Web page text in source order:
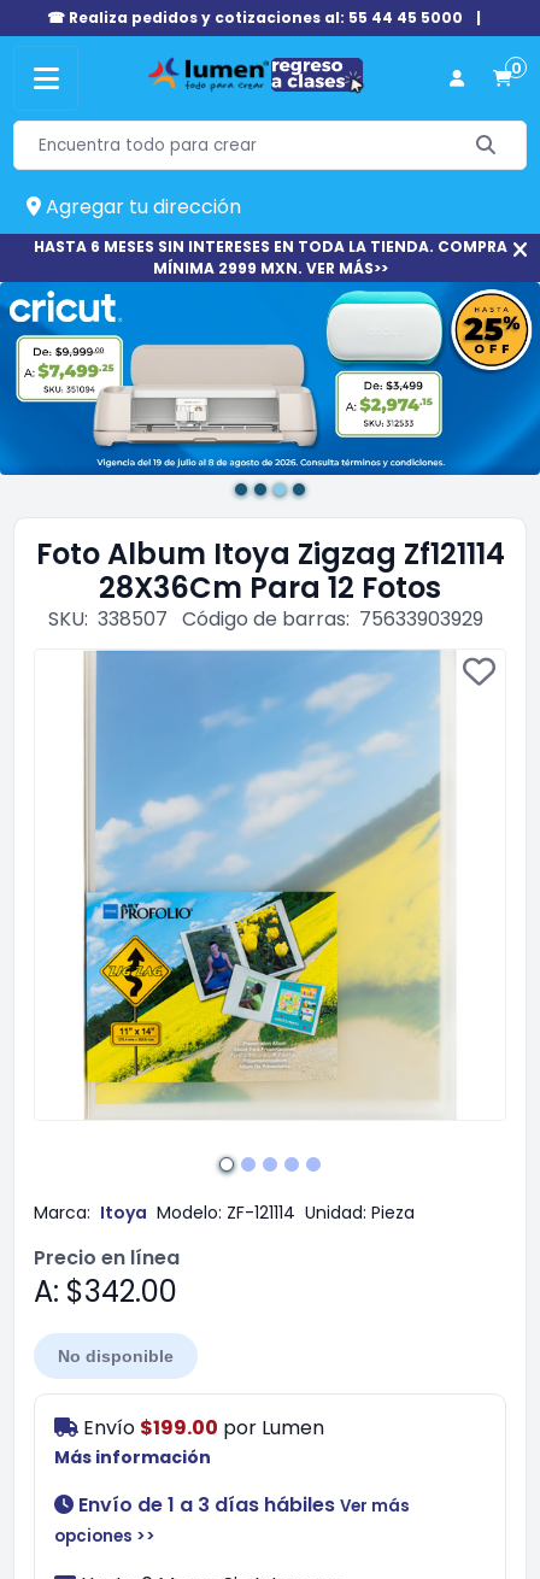
☎ Realiza pedidos y cotizaciones al: 55 44 45 5000 |
0
Agregar tu dirección
HASTA 6 MESES SIN INTERESES EN TODA LA TIENDA. COMPRA
MÍNIMA 2999 MXN. VER MÁS>>
Foto Album Itoya Zigzag Zf121114
28X36Cm Para 12 Fotos
SKU: 338507 Código de barras: 75633903929
Marca: Itoya Modelo: ZF-121114 Unidad: Pieza
Precio en línea
A: $342.00
No disponible
Envío $199.00 por Lumen
Más información
Envío de 1 a 3 días hábiles Ver más
opciones >>